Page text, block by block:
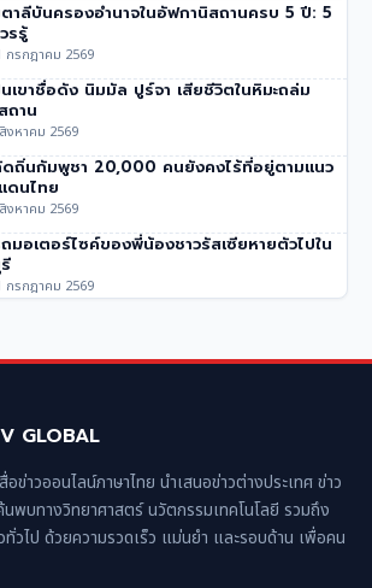
of Peace’ บรรลุข้อตกลงปลดอาวุธฮา
าคม 2569
าลีบันครองอำนาจในอัฟกานิสถานครบ 5 ปี: 5
รรู้
กรกฎาคม 2569
เขาชื่อดัง นิมมัล ปูร์จา เสียชีวิตในหิมะถล่ม
ถาน
งหาคม 2569
ถิ่นกัมพูชา 20,000 คนยังคงไร้ที่อยู่ตามแนว
ดนไทย
งหาคม 2569
มอเตอร์ไซค์ของพี่น้องชาวรัสเซียหายตัวไปใน
กรกฎาคม 2569
GLOBAL
ข่าวออนไลน์ภาษาไทย นำเสนอข่าวต่างประเทศ ข่าว
นพบทางวิทยาศาสตร์ นวัตกรรมเทคโนโลยี รวมถึง
ทั่วไป ด้วยความรวดเร็ว แม่นยำ และรอบด้าน เพื่อคน